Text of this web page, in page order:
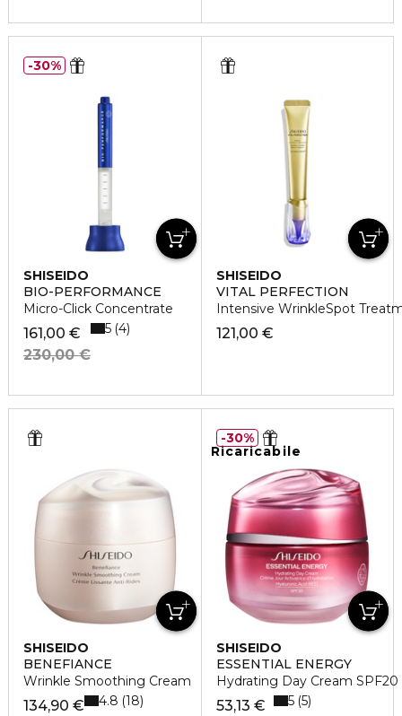
SHISEIDO
BIO-PERFORMANCE
Micro-Click Concentrate
161,00 €
230,00 €
5 4
30%
SHISEIDO
VITAL PERFECTION
Intensive WrinkleSpot
121,00 €
SHISEIDO
BENEFIANCE
Wrinkle Smoothing Cream
134,90 € 4.8 18
Ricaricabile
SHISEIDO
ESSENTIAL ENERGY
Hydrating Day Cream SPF20
53,13 €
5 5
30%